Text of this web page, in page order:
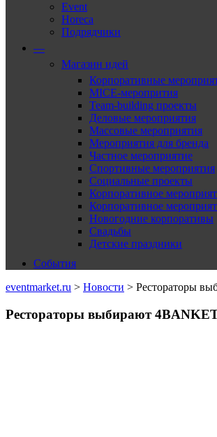
Event
Horeca
Подрядчики
—
Магазин идей
Корпоративные
MICE-меропрития
Team-building проекты
Деловые мероприятия
Массовые мероприятия
Мероприятия для бренда
Частное мероприятие
Спортивные мероприятия
Социальные проекты
Корпоративное
Корпоративное
Новогодние корпоративы
Свадьбы
Детские праздники
События
eventmarket.ru > Новости > Рестораторы
Рестораторы выбирают